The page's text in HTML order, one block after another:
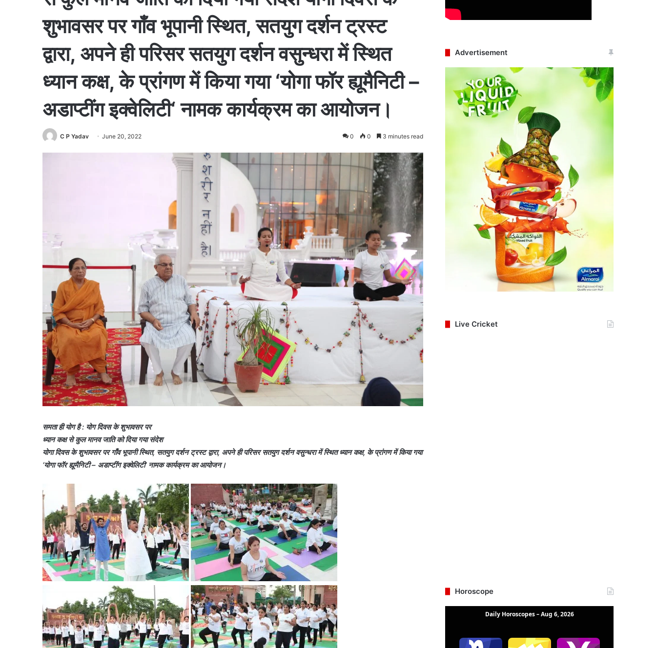
शुभावसर पर गाँव भूपानी स्थित, सतयुग दर्शन ट्रस्ट
द्वारा, अपने ही परिसर सतयुग दर्शन वसुन्धरा में स्थित
ध्यान कक्ष, के प्रांगण में किया गया ‘योगा फॉर ह्यूमैनिटी –
अडाप्टींग इक्वेलिटी‘ नामक कार्यक्रम का आयोजन।
C P Yadav June 20, 2022 0 0 3 minutes read
समता ही योग है : योग दिवस के शुभावसर पर
ध्यान कक्ष से कुल मानव जाति को दिया गया संदेश
योगा दिवस के शुभावसर पर गाँव भूपानी स्थित, सतयुग दर्शन ट्रस्ट द्वारा, अपने ही परिसर सतयुग दर्शन वसुन्धरा में स्थित ध्यान कक्ष, के प्रांगण में किया गया
‘योगा फॉर ह्यूमैनिटी – अडाप्टींग इक्वेलिटी‘ नामक कार्यक्रम का आयोजन।
Advertisement
Live Cricket
Horoscope